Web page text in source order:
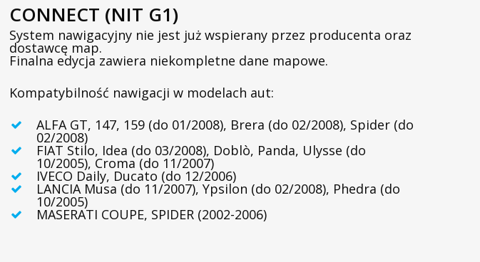
CONNECT (NIT G1)
System nawigacyjny nie jest już wspierany przez producenta oraz
dostawcę map.
Finalna edycja zawiera niekompletne dane mapowe.
Kompatybilność nawigacji w modelach aut:
ALFA GT, 147, 159 (do 01/2008), Brera (do 02/2008), Spider (do
02/2008)
FIAT Stilo, Idea (do 03/2008), Doblò, Panda, Ulysse (do
10/2005), Croma (do 11/2007)
IVECO Daily, Ducato (do 12/2006)
LANCIA Musa (do 11/2007), Ypsilon (do 02/2008), Phedra (do
10/2005)
MASERATI COUPE, SPIDER (2002-2006)